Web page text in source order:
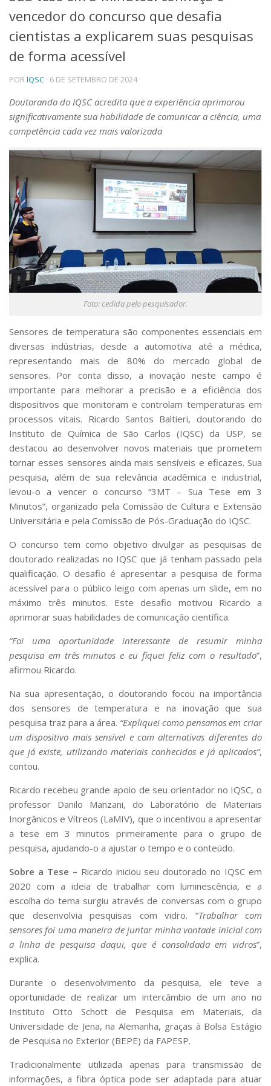
Telefones e Mapas
Pessoas
Ensino
Graduação
Educação a distância
Cursos de Extensão
Pesquisa e Inovação
Linhas de Pesquisa
Pós-doutorado
Iniciação Científica
Transferência de Tecnologia
Empresas Juniores
Extensão à Comunidade
Projetos, Programas e Cursos
Artes, Cultura e Esportes
Museus e Espaços Interativos
Serviços
Bibliotecas
Apoio ao Estudante
RH, Administrativo e Financeiro
Outros serviços
Comunicação
Assessorias e Mídias
Aplicativos e Sites
Jornal da USP
Agenda de Eventos
Defesa de Teses
vencedor do concurso que desafia
cientistas a explicarem suas pesquisas
de forma acessível
PORIQSC · 6 DE SETEMBRO DE 2024
Doutorando do IQSC acredita que a experiência aprimorou
significativamente sua habilidade de comunicar a ciência, uma
competência cada vez mais valorizada
Foto: cedida pelo pesquisador.
Sensores de temperatura são componentes essenciais em
diversas indústrias, desde a automotiva até a médica,
representando mais de 80% do mercado global de
sensores. Por conta disso, a inovação neste campo é
importante para melhorar a precisão e a eficiência dos
dispositivos que monitoram e controlam temperaturas em
processos vitais. Ricardo Santos Baltieri, doutorando do
Instituto de Química de São Carlos (IQSC) da USP, se
destacou ao desenvolver novos materiais que prometem
tornar esses sensores ainda mais sensíveis e eficazes. Sua
pesquisa, além de sua relevância acadêmica e industrial,
levou-o a vencer o concurso “3MT – Sua Tese em 3
Minutos”, organizado pela Comissão de Cultura e Extensão
Universitária e pela Comissão de Pós-Graduação do IQSC.
O concurso tem como objetivo divulgar as pesquisas de
doutorado realizadas no IQSC que já tenham passado pela
qualificação. O desafio é apresentar a pesquisa de forma
acessível para o público leigo com apenas um slide, em no
máximo três minutos. Este desafio motivou Ricardo a
aprimorar suas habilidades de comunicação científica.
“Foi uma oportunidade interessante de resumir minha
pesquisa em três minutos e eu fiquei feliz com o resultado”,
afirmou Ricardo.
Na sua apresentação, o doutorando focou na importância
dos sensores de temperatura e na inovação que sua
pesquisa traz para a área. “Expliquei como pensamos em criar
um dispositivo mais sensível e com alternativas diferentes do
que já existe, utilizando materiais conhecidos e já aplicados”,
contou.
Ricardo recebeu grande apoio de seu orientador no IQSC, o
professor Danilo Manzani, do Laboratório de Materiais
Inorgânicos e Vítreos (LaMIV), que o incentivou a apresentar
a tese em 3 minutos primeiramente para o grupo de
pesquisa, ajudando-o a ajustar o tempo e o conteúdo.
Sobre a Tese – Ricardo iniciou seu doutorado no IQSC em
2020 com a ideia de trabalhar com luminescência, e a
escolha do tema surgiu através de conversas com o grupo
que desenvolvia pesquisas com vidro. “Trabalhar com
sensores foi uma maneira de juntar minha vontade inicial com
a linha de pesquisa daqui, que é consolidada em vidros”,
explica.
Durante o desenvolvimento da pesquisa, ele teve a
oportunidade de realizar um intercâmbio de um ano no
Instituto Otto Schott de Pesquisa em Materiais, da
Universidade de Jena, na Alemanha, graças à Bolsa Estágio
de Pesquisa no Exterior (BEPE) da FAPESP.
Tradicionalmente utilizada apenas para transmissão de
informações, a fibra óptica pode ser adaptada para atuar